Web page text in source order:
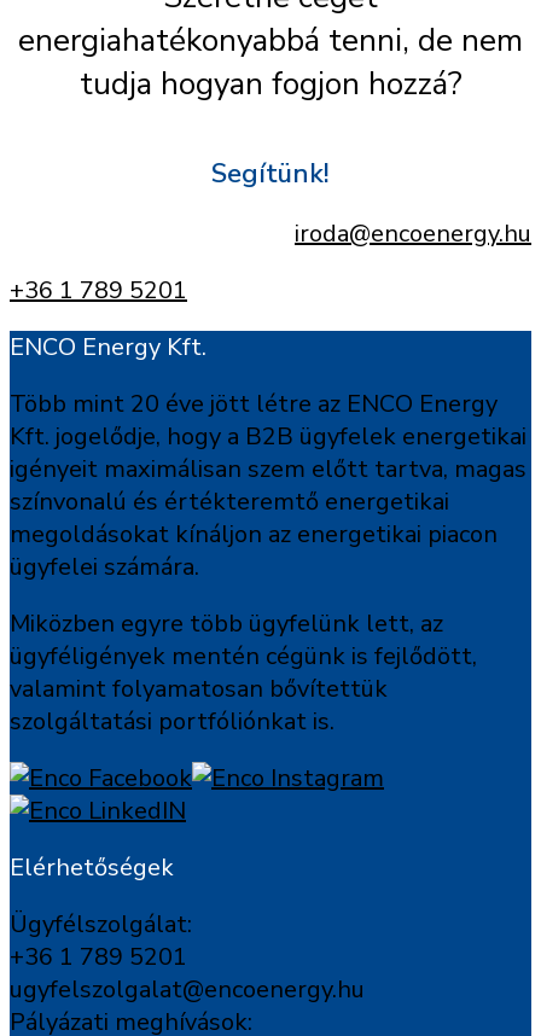
energiahatékonyabbá tenni, de nem
tudja hogyan fogjon hozzá?
Segítünk!
iroda@encoenergy.hu
+36 1 789 5201
ENCO Energy Kft.
Több mint 20 éve jött létre az ENCO Energy
Kft. jogelődje, hogy a B2B ügyfelek energetikai
igényeit maximálisan szem előtt tartva, magas
színvonalú és értékteremtő energetikai
megoldásokat kínáljon az energetikai piacon
ügyfelei számára.
Miközben egyre több ügyfelünk lett, az
ügyféligények mentén cégünk is fejlődött,
valamint folyamatosan bővítettük
szolgáltatási portfóliónkat is.
Elérhetőségek
Ügyfélszolgálat:
+36 1 789 5201
ugyfelszolgalat@encoenergy.hu
Pályázati meghívások: